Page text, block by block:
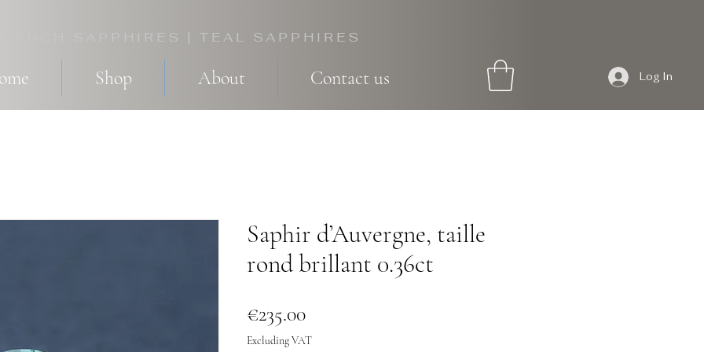
SAPPHIRES | TEAL SAPPHIRES
Shop About Contact us Log In
Saphir d’Auvergne, taille
rond brillant 0.36ct
€235.00Price
Excluding VAT